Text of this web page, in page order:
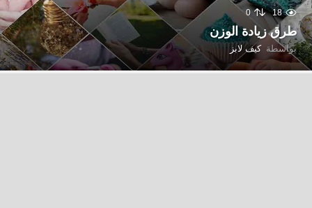
18
0
طرق زيادة الوزن
بواسطة كيف لابز